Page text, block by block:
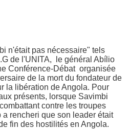
n'était pas nécessaire" tels
de l'UNITA, le général Abílio
Conférence-Débat organisée
de la mort du fondateur de
la libération de Angola. Pour
présents, lorsque Savimbi
contre les troupes
rencheri que son leader était
fin des hostilités en Angola.